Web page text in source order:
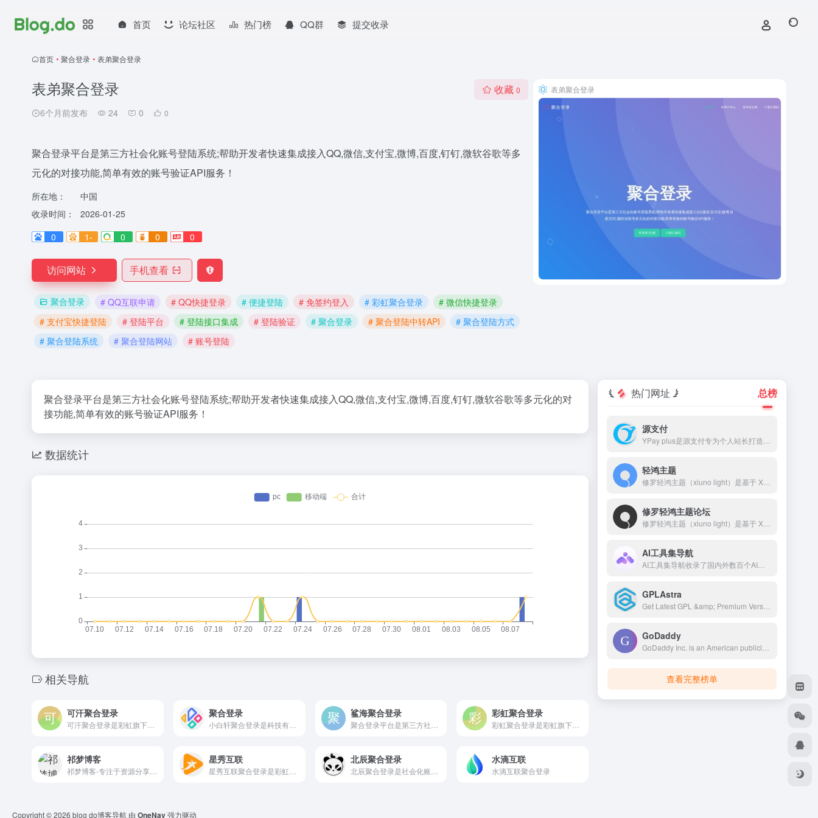
首页 论坛社区 热门榜 QQ群 提交收录
首页 • 聚合登录 • 表弟聚合登录
表弟聚合登录
6个月前发布 24 0 0
收藏 0
聚合登录平台是第三方社会化账号登陆系统;帮助开发者快速集成接入QQ,微信,支付宝,微博,百度,钉钉,微软谷歌等多
元化的对接功能,简单有效的账号验证API服务！
所在地：
中国
收录时间：
2026-01-25
0
1- 0 0 0
访问网站 手机查看
聚合登录 # QQ互联申请 # QQ快捷登录 # 便捷登陆 # 免签约登入 # 彩虹聚合登录
# 微信快捷登录
# 支付宝快捷登陆
# 登陆平台 # 登陆接口集成 # 登陆验证 # 聚合登录 # 聚合登陆中转API
# 聚合登陆方式
# 聚合登陆系统
# 聚合登陆网站 # 账号登陆
表弟聚合登录
聚合登录平台是第三方社会化账号登陆系统;帮助开发者快速集成接入QQ,微信,支付宝,微博,百度,钉钉,微软谷歌等多元化的对
接功能,简单有效的账号验证API服务！
数据统计
相关导航
可汗聚合登录 聚合登录
小白轩聚合登录是科技有限公司旗下的社会化账号聚合登录系统，让网站的最终用户可以一站式选择使用包括微信、微博、QQ、百度等多种社会化帐号登录该站点。简化用户注册登录过程、改善用户浏览站点的体验、迅速提高网站注册量和用户数据量。有完善的开发文档与SDK，方便开发者快速接入。
鲨海聚合登录 彩虹聚合登录
祁梦博客 星秀互联 北辰聚合登录 水滴互联
水滴互联聚合登录
热门网址 总榜
源支付
轻鸿主题
修罗轻鸿主题论坛
AI工具集导航
GPLAstra
GoDaddy
查看完整榜单
Copyright © 2026 blog do博客导航 由 OneNav强力驱动